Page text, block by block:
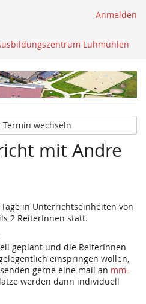
Anmelden
Luhmühlen
wechseln
mit Andre
in Unterrichtseinheiten von
2 ReiterInnen statt.
geplant und die ReiterInnen
einspringen wollen,
gerne eine mail an mm-
werden dann individuell